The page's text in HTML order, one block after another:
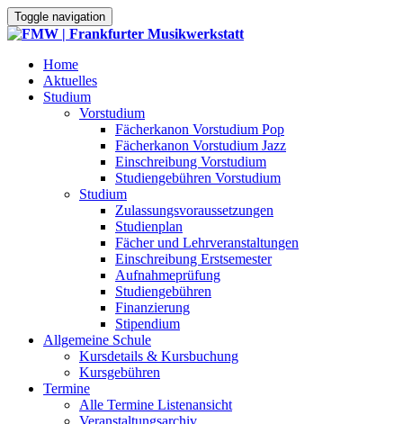
Toggle navigation
Home
Aktuelles
Studium
Vorstudium
Fächerkanon Vorstudium Pop
Fächerkanon Vorstudium Jazz
Einschreibung Vorstudium
Studiengebühren Vorstudium
Studium
Zulassungsvoraussetzungen
Studienplan
Fächer und Lehrveranstaltungen
Einschreibung Erstsemester
Aufnahmeprüfung
Studiengebühren
Finanzierung
Stipendium
Allgemeine Schule
Kursdetails & Kursbuchung
Kursgebühren
Termine
Alle Termine Listenansicht
Veranstaltungsarchiv